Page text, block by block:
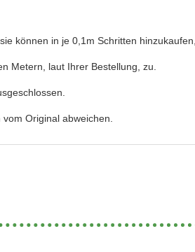
können in je 0,1m Schritten
Metern, laut Ihrer Bestellung, zu.
Original abweichen.